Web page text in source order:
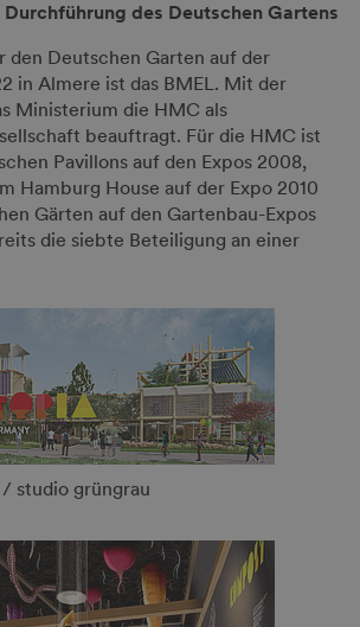
des Deutschen Gartens
Deutschen Garten auf der
in Almere ist das BMEL. Mit der
Ministerium die HMC als
beauftragt. Für die HMC ist
Pavillons auf den Expos 2008,
Hamburg House auf der Expo 2010
Gärten auf den Gartenbau-Expos
die siebte Beteiligung an einer
studio grüngrau